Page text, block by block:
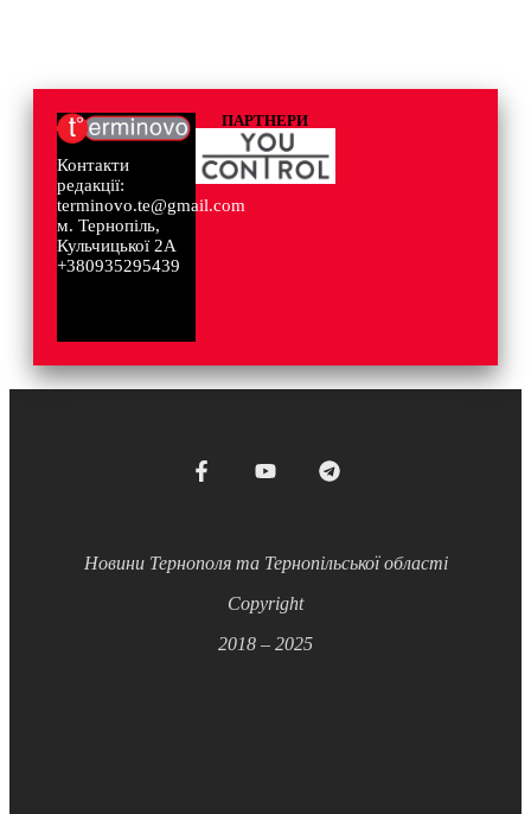
Контакти
редакції:
terminovo.te@gmail.com
м. Тернопіль,
Кульчицької 2А
+380935295439
ПАРТНЕРИ
Новини Тернополя та Тернопільської області
Copyright
2018 – 2025